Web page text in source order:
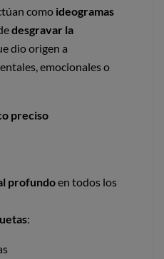
como ideogramas
desgravar la
dio origen a
emocionales o
preciso
profundoen todos los
: